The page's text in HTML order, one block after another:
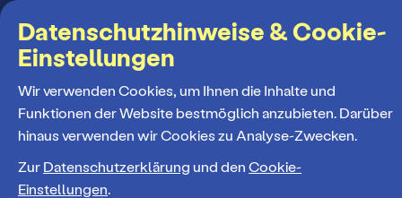
Suchbegriff
MENÜ
Programm
Datenschutzhinweise & Cookie-
Einstellungen
Wir verwenden Cookies, um Ihnen die Inhalte und
Funktionen der Website bestmöglich anzubieten. Darüber
hinaus verwenden wir Cookies zu Analyse-Zwecken.
Zur Datenschutzerklärung und den Cookie-
Einstellungen.